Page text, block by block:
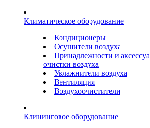
Климатическое оборудование
Кондиционеры
Осушители воздуха
Принадлежности и
очистки воздуха
Увлажнители воздуха
Вентиляция
Воздухоочистители
Клининговое оборудование